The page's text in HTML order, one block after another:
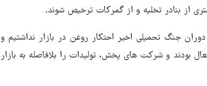
از بنادر تخلیه و از گمرکات ترخیص شوند.
جنگ تحمیلی اخیر احتکار روغن در بازار نداشتیم و
بودند و شرکت های پخش، تولیدات را بلافاصله به بازار
را
ترامپ نماد فساد، اقتدارگرایی و